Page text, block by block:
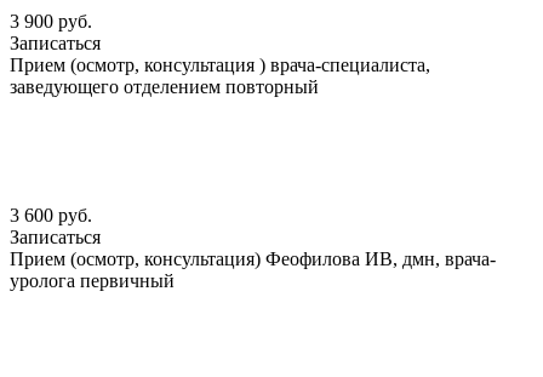
3 900 руб.
Записаться
Прием (осмотр, консультация ) врача-специалиста,
заведующего отделением повторный
3 600 руб.
Записаться
Прием (осмотр, консультация) Феофилова ИВ, дмн, врача-
уролога первичный